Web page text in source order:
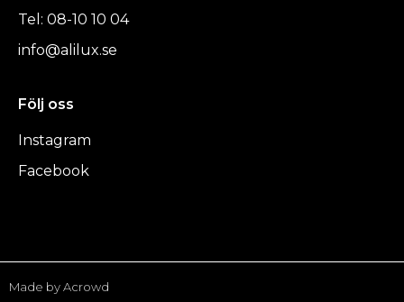
Tel: 08-10 10 04
info@alilux.se
Följ oss
Instagram
Facebook
Made by Acrowd